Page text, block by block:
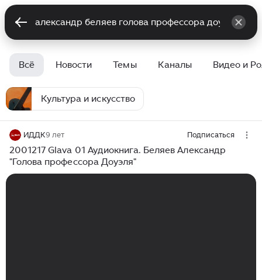
Всё Новости Темы Каналы Видео и
Культура и искусство
ИДДК9 лет Подписаться
2001217 Glava 01 Аудиокнига. Беляев Александр
"Голова профессора Доуэля"